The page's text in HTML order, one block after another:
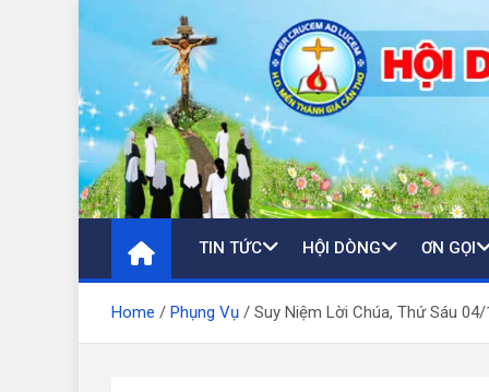
TIN TỨC HỘI DÒNG ƠN GỌI
Home Phụng Vụ Suy Niệm Lời Chúa, Thứ Sáu